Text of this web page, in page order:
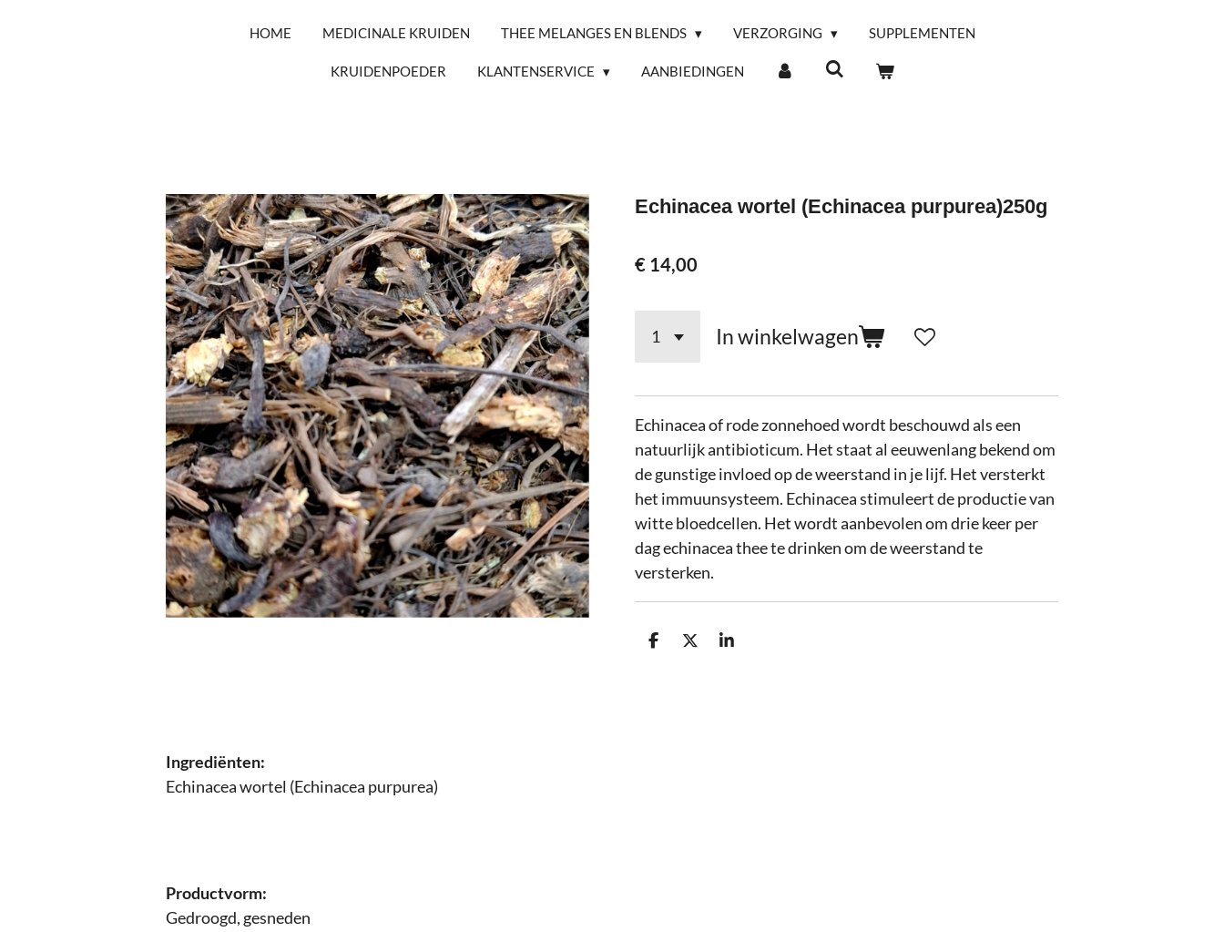
HOME MEDICINALE KRUIDEN THEE MELANGES EN BLENDS VERZORGING SUPPLEMENTEN
KRUIDENPOEDER KLANTENSERVICE AANBIEDINGEN
Echinacea wortel (Echinacea purpurea)250g
€ 14,00
In winkelwagen
Echinacea of rode zonnehoed wordt beschouwd als een
natuurlijk antibioticum. Het staat al eeuwenlang bekend om
de gunstige invloed op de weerstand in je lijf. Het versterkt
het immuunsysteem. Echinacea stimuleert de productie van
witte bloedcellen. Het wordt aanbevolen om drie keer per
dag echinacea thee te drinken om de weerstand te
versterken.
D
D
S
Ingrediënten:
Echinacea wortel (Echinacea purpurea)
Productvorm:
Gedroogd, gesneden